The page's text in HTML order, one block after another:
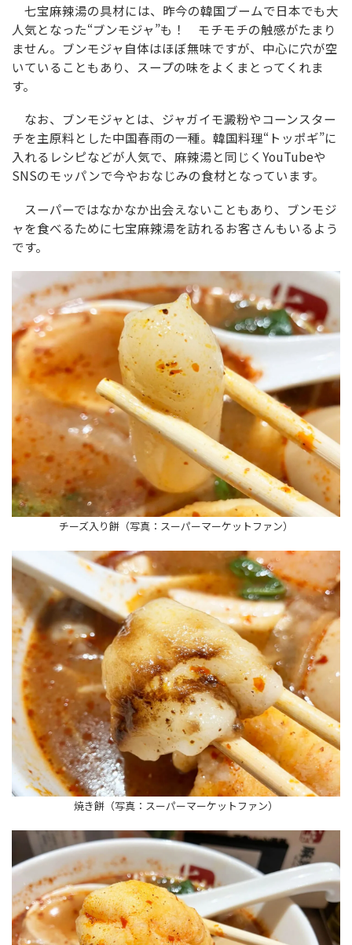
七宝麻辣湯の具材には、昨今の韓国ブームで日本でも大
人気となった“ブンモジャ”も！ モチモチの触感がたまり
ません。ブンモジャ自体はほぼ無味ですが、中心に穴が空
いていることもあり、スープの味をよくまとってくれま
す。
なお、ブンモジャとは、ジャガイモ澱粉やコーンスター
チを主原料とした中国春雨の一種。韓国料理“トッポギ”に
入れるレシピなどが人気で、麻辣湯と同じくYouTubeや
SNSのモッパンで今やおなじみの食材となっています。
スーパーではなかなか出会えないこともあり、ブンモジ
ャを食べるために七宝麻辣湯を訪れるお客さんもいるよう
です。
チーズ入り餅（写真：スーパーマーケットファン）
焼き餅（写真：スーパーマーケットファン）